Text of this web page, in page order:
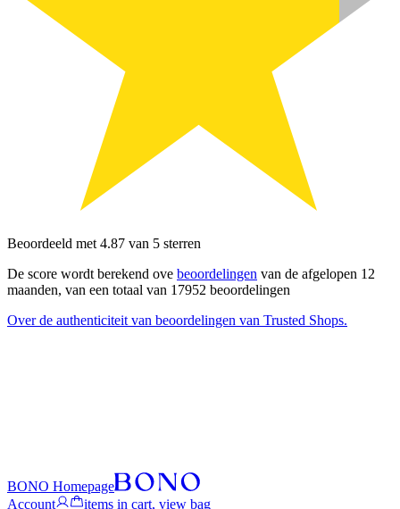
Beoordeeld met 4.87 van 5 sterren
De score wordt berekend ove beoordelingen van de afgelopen 12
maanden, van een totaal van 17952 beoordelingen
Over de authenticiteit van beoordelingen van Trusted Shops.
BONO Homepage
Account
items in cart, view bag